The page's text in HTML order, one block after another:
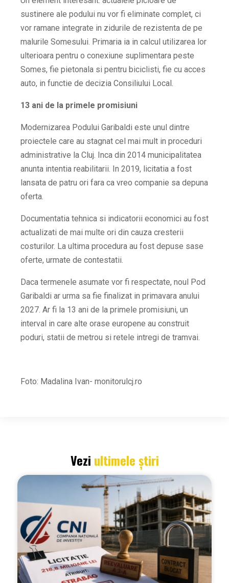
sustinere ale podului nu vor fi eliminate complet, ci
vor ramane integrate in zidurile de rezistenta de pe
malurile Somesului. Primaria ia in calcul utilizarea lor
ulterioara pentru o conexiune suplimentara peste
Somes, fie pietonala si pentru biciclisti, fie cu acces
auto, in functie de decizia Consiliului Local.
13 ani de la primele promisiuni
Modernizarea Podului Garibaldi este unul dintre
proiectele care au stagnat cel mai mult in proceduri
administrative la Cluj. Inca din 2014 municipalitatea
anunta intentia reabilitarii. In 2019, licitatia a fost
lansata de patru ori fara ca vreo companie sa depuna
oferta.
Documentatia tehnica si indicatorii economici au fost
actualizati de mai multe ori din cauza cresterii
costurilor. La ultima procedura au fost depuse sase
oferte, urmate de contestatii.
Daca termenele asumate vor fi respectate, noul Pod
Garibaldi ar urma sa fie finalizat in primavara anului
2027. Ar fi la 13 ani de la primele promisiuni, un
interval in care alte orase europene au construit
poduri, statii de metrou si retele intregi de tramvai.
Foto: Madalina Ivan- monitorulcj.ro
Vezi ultimele știri